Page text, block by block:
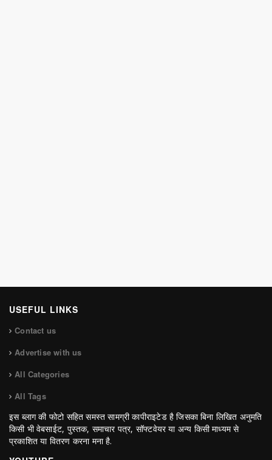
USEFUL LINKS
Contact us
Advertise with us
All Categories
All Tags
इस ब्लाग की फोटो सहित समस्त सामग्री कापीराइटेड है जिसका बिना लिखित अनुमति
किसी भी वेबसाईट, पुस्तक, समाचार पत्र, सॉफ्टवेयर या अन्य किसी माध्यम से
प्रकाशित या वितरण करना मना है.